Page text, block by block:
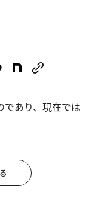
あり、現在では